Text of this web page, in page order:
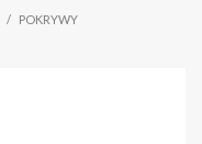
POKRYWY